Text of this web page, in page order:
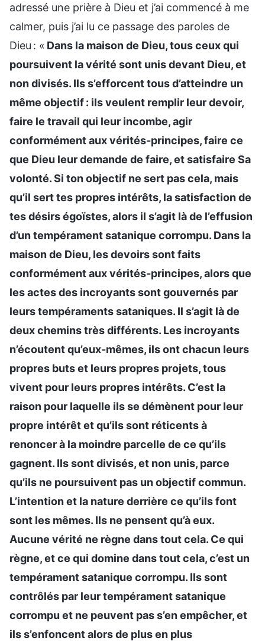
adressé une prière à Dieu et j’ai commencé à me
calmer, puis j’ai lu ce passage des paroles de
Dieu : « Dans la maison de Dieu, tous ceux qui
poursuivent la vérité sont unis devant Dieu, et
non divisés. Ils s’efforcent tous d’atteindre un
même objectif : ils veulent remplir leur devoir,
faire le travail qui leur incombe, agir
conformément aux vérités-principes, faire ce
que Dieu leur demande de faire, et satisfaire Sa
volonté. Si ton objectif ne sert pas cela, mais
qu’il sert tes propres intérêts, la satisfaction de
tes désirs égoïstes, alors il s’agit là de l’effusion
d’un tempérament satanique corrompu. Dans la
maison de Dieu, les devoirs sont faits
conformément aux vérités-principes, alors que
les actes des incroyants sont gouvernés par
leurs tempéraments sataniques. Il s’agit là de
deux chemins très différents. Les incroyants
n’écoutent qu’eux-mêmes, ils ont chacun leurs
propres buts et leurs propres projets, tous
vivent pour leurs propres intérêts. C’est la
raison pour laquelle ils se démènent pour leur
propre intérêt et qu’ils sont réticents à
renoncer à la moindre parcelle de ce qu’ils
gagnent. Ils sont divisés, et non unis, parce
qu’ils ne poursuivent pas un objectif commun.
L’intention et la nature derrière ce qu’ils font
sont les mêmes. Ils ne pensent qu’à eux.
Aucune vérité ne règne dans tout cela. Ce qui
règne, et ce qui domine dans tout cela, c’est un
tempérament satanique corrompu. Ils sont
contrôlés par leur tempérament satanique
corrompu et ne peuvent pas s’en empêcher, et
ils s’enfoncent alors de plus en plus